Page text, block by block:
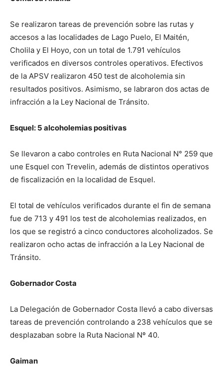
Se realizaron tareas de prevención sobre las rutas y
accesos a las localidades de Lago Puelo, El Maitén,
Cholila y El Hoyo, con un total de 1.791 vehículos
verificados en diversos controles operativos. Efectivos
de la APSV realizaron 450 test de alcoholemia sin
resultados positivos. Asimismo, se labraron dos actas de
infracción a la Ley Nacional de Tránsito.
Esquel: 5 alcoholemias positivas
Se llevaron a cabo controles en Ruta Nacional N° 259 que
une Esquel con Trevelin, además de distintos operativos
de fiscalización en la localidad de Esquel.
El total de vehículos verificados durante el fin de semana
fue de 713 y 491 los test de alcoholemias realizados, en
los que se registró a cinco conductores alcoholizados. Se
realizaron ocho actas de infracción a la Ley Nacional de
Tránsito.
Gobernador Costa
La Delegación de Gobernador Costa llevó a cabo diversas
tareas de prevención controlando a 238 vehículos que se
desplazaban sobre la Ruta Nacional Nº 40.
Gaiman